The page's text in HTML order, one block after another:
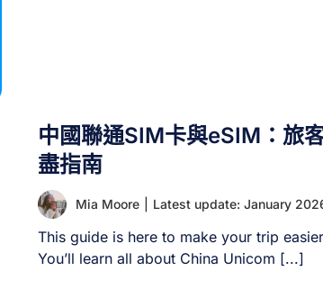
中國聯通SIM卡與eSIM：旅
盡指南
Mia Moore Latest update: January
This guide is here to make your trip
You’ll learn all about China Unicom [...]